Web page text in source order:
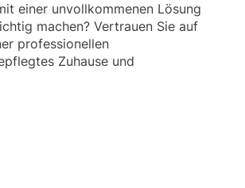
einer unvollkommenen Lösung
machen? Vertrauen Sie auf
professionellen
Zuhause und